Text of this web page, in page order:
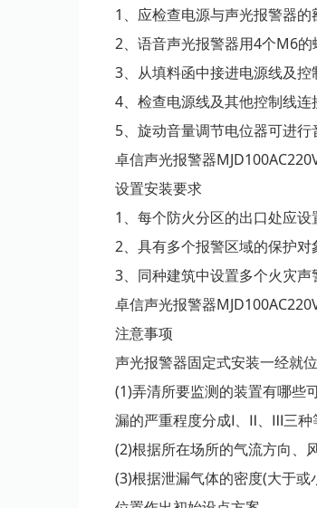
1、应检查电源与声光报警器的
2、语音声光报警器用4个M6的
3、从填料函中接进电源线及控
4、检查电源线及其他控制线连
5、旋动音量调节电位器可进行
卓信声光报警器
设置安装要求
1、每个防火分区的出口处应设
2、具有多个报警区域的保护对
3、同种建筑中设置多个火灾声
卓信声光报警器
注意事项
声光报警器固定式安装一经就
(1)弄清所要监测的装置有哪些
漏的严重程度分成Ⅰ、Ⅱ、Ⅲ三种
(2)根据所在场所的气流方向、
(3)根据泄漏气体的密度(大于